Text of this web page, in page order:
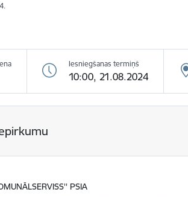
Iesniegšanas termiņš
10:00, 21.08.2024
PSIA